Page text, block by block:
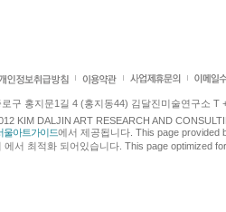
구 홍지문1길 4 (홍지동44) 김달진미술연구소 T
KIM DALJIN ART RESEARCH AND
울아트가이드에서 제공됩니다. This page provided
에서 최적화 되어있습니다. This page optimized